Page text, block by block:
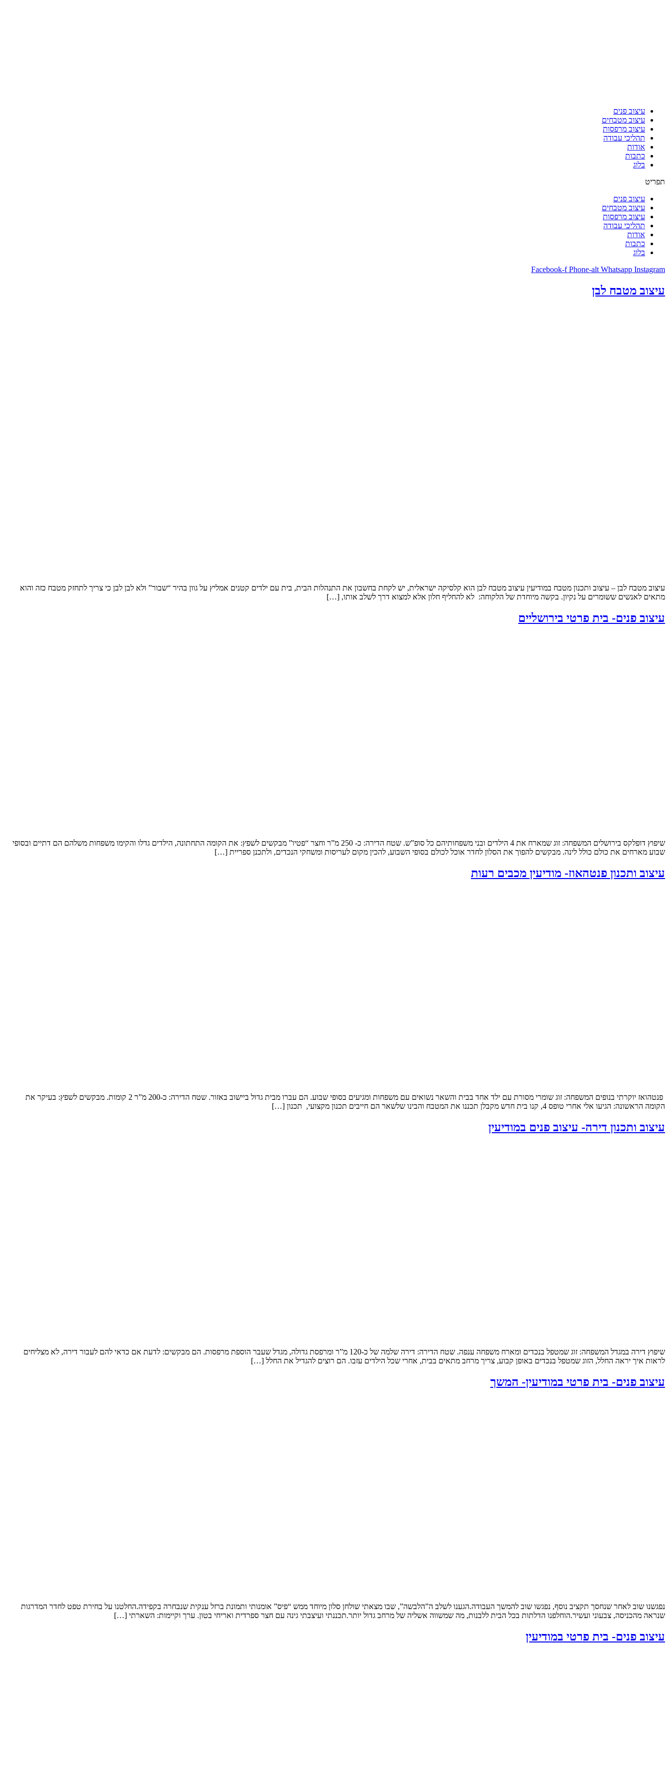
עיצוב פנים
עיצוב מטבחים
עיצוב מרפסות
תהליכי עבודה
אודות
כתבות
בלוג
תפריט
עיצוב פנים
עיצוב מטבחים
עיצוב מרפסות
תהליכי עבודה
אודות
כתבות
בלוג
Facebook-f Phone-alt Whatsapp Instagram
עיצוב מטבח לבן
עיצוב מטבח לבן – עיצוב ותכנון מטבח במודיעין עיצוב מטבח לבן הוא קלסיקה ישראלית, יש לקחת בחשבון את התנהלות הבית, בית עם ילדים קטנים אמליץ על גוון בהיר “שבור” ולא לבן לבן כי צריך לתחזק מטבח כזה והוא
מתאים לאנשים ששומרים על נקיון. בקשה מיוחדת של הלקוחה: לא להחליף חלון אלא למצוא דרך לשלב אותו, […]
עיצוב פנים- בית פרטי בירושליים
שיפוץ דופלקס בירושלים המשפחה: זוג שמארח את 4 הילדים ובני משפחותיהם כל סופ”ש. שטח הדירה: כ- 250 מ”ר וחצר “פטיו” מבקשים לשפץ: את הקומה התחתונה, הילדים גדלו והקימו משפחות משלהם הם דתיים ובסופי
שבוע מארחים את כולם כולל לינה. מבקשים להפוך את הסלון לחדר אוכל לכולם בסופי השבוע, להכין מקום לעריסות ומשחקי הנכדים, ולתכנן ספריית […]
עיצוב ותכנון פנטהאוז- מודיעין מכבים רעות
פנטהואז יוקרתי בנופים המשפחה: זוג שומרי מסורת עם ילד אחד בבית והשאר נשואים עם משפחות ומגיעים בסופי שבוע. הם עברו מבית גדול ביישוב באזור. שטח הדירה: כ-200 מ”ר 2 קומות. מבקשים לשפץ: בעיקר את
הקומה הראשונה: הגיעו אלי אחרי טופס 4, קנו בית חדש מקבלן תכננו את המטבח והבינו שלשאר הם חייבים תכנון מקצועי, תכנון […]
עיצוב ותכנון דירה- עיצוב פנים במודיעין
שיפוץ דירה במגדל המשפחה: זוג שמטפל בנכדים ומארח משפחה ענפה. שטח הדירה: דירה שלמה של כ-120 מ”ר ומרפסת גדולה, מגדל שעבר הוספת מרפסות. הם מבקשים: לדעת אם כדאי להם לעבור דירה, לא מצליחים
לראות איך יראה החלל, הזוג שמטפל בנכדים באופן קבוע, צריך מרחב מתאים בבית, אחרי שכל הילדים עזבו. הם רוצים להגדיל את החלל […]
עיצוב פנים- בית פרטי במודיעין- המשך
נפגשנו שוב לאחר שנחסך תקציב נוסף, נפגשו שוב להמשך העבודה.הגענו לשלב ה”הלבשה”, שבו מצאתי שולחן סלון מיוחד ממש “פיס” אומנותי ותמונת ברזל ענקית שנבחרה בקפידה.החלטנו על בחירת טפט לחדר המדרגות
שנראה מהכניסה, צבעוני ועשיר.הוחלפנו הדלתות בכל הבית ללבנות, מה שמשווה אשליה של מרחב גדול יותר.תכננתי ועיצבתי גינה עם חצר ספרדית ואריחי בטון. ערך וקיימות: השארתי […]
עיצוב פנים- בית פרטי במודיעין